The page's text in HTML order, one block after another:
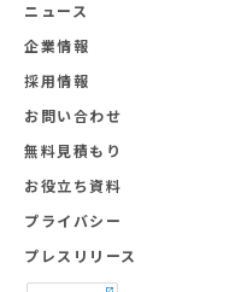
ニュース
企業情報
採用情報
お問い合わせ
無料見積もり
お役立ち資料
プライバシー
プレスリリース